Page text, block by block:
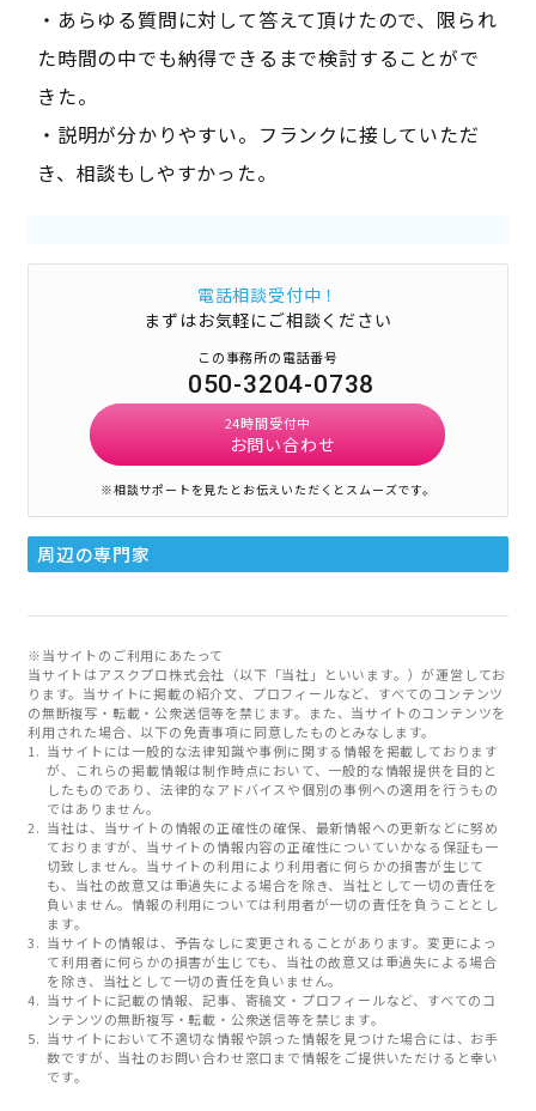
・あらゆる質問に対して答えて頂けたので、限られ
た時間の中でも納得できるまで検討することがで
きた。
・説明が分かりやすい。フランクに接していただ
き、相談もしやすかった。
電話相談受付中！
まずはお気軽にご相談ください
この事務所の電話番号
050-3204-0738
24時間受付中
お問い合わせ
※相談サポートを見たとお伝えいただくとスムーズです。
周辺の専門家
※当サイトのご利用にあたって
当サイトはアスクプロ株式会社（以下「当社」といいます。）が運営してお
ります。当サイトに掲載の紹介文、プロフィールなど、すべてのコンテンツ
の無断複写・転載・公衆送信等を禁じます。また、当サイトのコンテンツを
利用された場合、以下の免責事項に同意したものとみなします。
当サイトには一般的な法律知識や事例に関する情報を掲載しております
が、これらの掲載情報は制作時点において、一般的な情報提供を目的と
したものであり、法律的なアドバイスや個別の事例への適用を行うもの
ではありません。
当社は、当サイトの情報の正確性の確保、最新情報への更新などに努め
ておりますが、当サイトの情報内容の正確性についていかなる保証も一
切致しません。当サイトの利用により利用者に何らかの損害が生じて
も、当社の故意又は重過失による場合を除き、当社として一切の責任を
負いません。情報の利用については利用者が一切の責任を負うこととし
ます。
当サイトの情報は、予告なしに変更されることがあります。変更によっ
て利用者に何らかの損害が生じても、当社の故意又は重過失による場合
を除き、当社として一切の責任を負いません。
当サイトに記載の情報、記事、寄稿文・プロフィールなど、すべてのコ
ンテンツの無断複写・転載・公衆送信等を禁じます。
当サイトにおいて不適切な情報や誤った情報を見つけた場合には、お手
数ですが、当社のお問い合わせ窓口まで情報をご提供いただけると幸い
です。